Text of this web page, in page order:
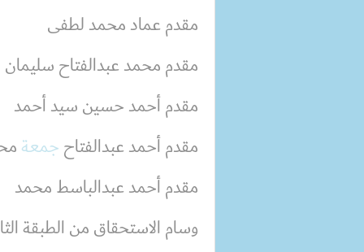
مقدم عماد محمد لطفى
مقدم محمد عبدالفتاح سليمان
مقدم أحمد حسين سيد أحمد
مقدم أحمد عبدالفتاحجمعة
مقدم أحمد عبدالباسط محمد
وسام الاستحقاق من الطبقة